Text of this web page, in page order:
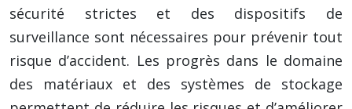
sécurité strictes et des dispositifs de
surveillance sont nécessaires pour prévenir tout
risque d’accident. Les progrès dans le domaine
des matériaux et des systèmes de stockage